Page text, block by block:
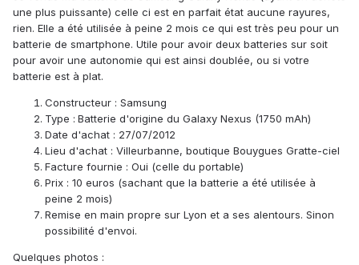
une plus puissante) celle ci est en parfait état aucune rayures,
rien. Elle a été utilisée à peine 2 mois ce qui est très peu pour un
batterie de smartphone. Utile pour avoir deux batteries sur soit
pour avoir une autonomie qui est ainsi doublée, ou si votre
batterie est à plat.
Constructeur : Samsung
Type : Batterie d'origine du Galaxy Nexus (1750 mAh)
Date d'achat : 27/07/2012
Lieu d'achat : Villeurbanne, boutique Bouygues Gratte-ciel
Facture fournie : Oui (celle du portable)
Prix : 10 euros (sachant que la batterie a été utilisée à
peine 2 mois)
Remise en main propre sur Lyon et a ses alentours. Sinon
possibilité d'envoi.
Quelques photos :